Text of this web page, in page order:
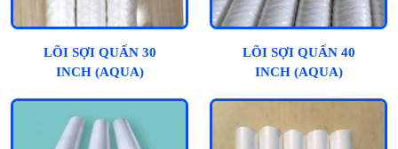
LÕI SỢI QUẤN 30
INCH (AQUA)
LÕI SỢI QUẤN 40
INCH (AQUA)